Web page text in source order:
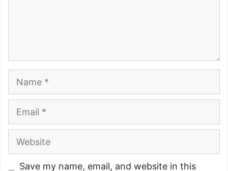
Website
Save my name, email, and website in this